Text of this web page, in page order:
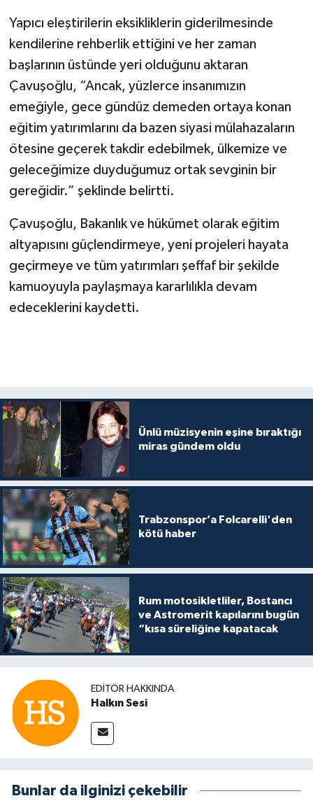
Yapıcı eleştirilerin eksikliklerin giderilmesinde
kendilerine rehberlik ettiğini ve her zaman
başlarının üstünde yeri olduğunu aktaran
Çavuşoğlu, “Ancak, yüzlerce insanımızın
emeğiyle, gece gündüz demeden ortaya konan
eğitim yatırımlarını da bazen siyasi mülahazaların
ötesine geçerek takdir edebilmek, ülkemize ve
geleceğimize duyduğumuz ortak sevginin bir
gereğidir.” şeklinde belirtti.
Çavuşoğlu, Bakanlık ve hükümet olarak eğitim
altyapısını güçlendirmeye, yeni projeleri hayata
geçirmeye ve tüm yatırımları şeffaf bir şekilde
kamuoyuyla paylaşmaya kararlılıkla devam
edeceklerini kaydetti.
Ünlü müzisyenin eşine bıraktığı
miras gündem oldu
Trabzonspor’a Folcarelli'den
kötü haber
Rum motosikletliler, Bostancı
ve Astromerit kapılarını bugün
“kısa süreliğine kapatacak
EDITÖR HAKKINDA
Halkın Sesi
Bunlar da ilginizi çekebilir